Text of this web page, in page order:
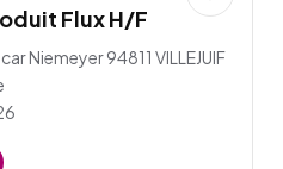
Flux H/F
Niemeyer 94811 VILLEJUIF